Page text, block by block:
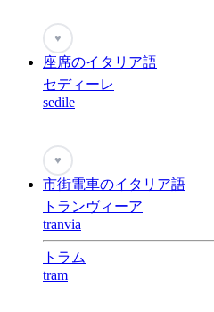
♥
座席のイタリア語
セディーレ
sedile
♥
市街電車のイタリア語
トランヴィーア
tranvia
トラム
tram